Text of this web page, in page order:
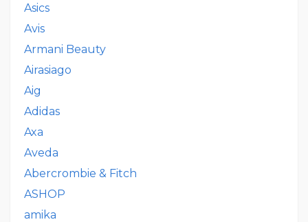
Asics
Avis
Armani Beauty
Airasiago
Aig
Adidas
Axa
Aveda
Abercrombie & Fitch
ASHOP
amika